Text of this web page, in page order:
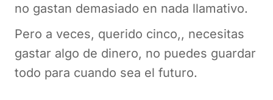
no gastan demasiado en nada llamativo.
Pero a veces, querido cinco,, necesitas
gastar algo de dinero, no puedes guardar
todo para cuando sea el futuro.